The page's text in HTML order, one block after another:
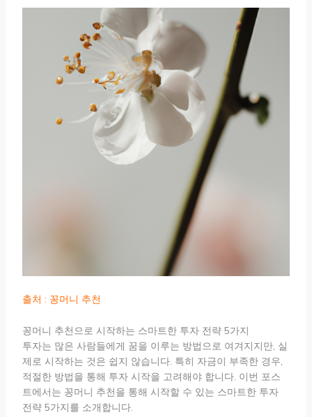
출처 : 꽁머니 추천
꽁머니 추천으로 시작하는 스마트한 투자 전략 5가지
투자는 많은 사람들에게 꿈을 이루는 방법으로 여겨지지만, 실
제로 시작하는 것은 쉽지 않습니다. 특히 자금이 부족한 경우,
적절한 방법을 통해 투자 시작을 고려해야 합니다. 이번 포스
트에서는 꽁머니 추천을 통해 시작할 수 있는 스마트한 투자
전략 5가지를 소개합니다.